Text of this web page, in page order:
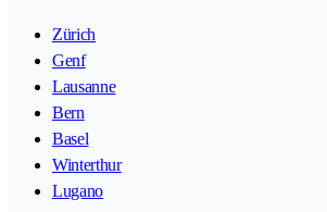
Zürich
Genf
Lausanne
Bern
Basel
Winterthur
Lugano